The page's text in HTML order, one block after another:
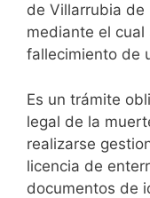
de Villarrubia de
mediante el
fallecimiento de
Es un trámite
legal de la
realizarse
licencia de
documentos de